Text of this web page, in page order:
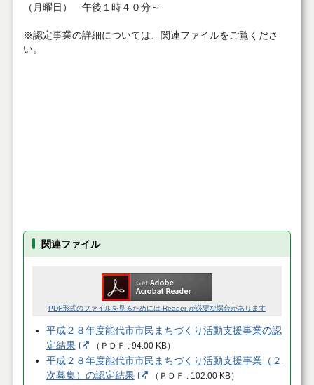
（月曜日） 午後１時４０分～
※認定事業の詳細については、関連ファイルをご覧くださ
い。
関連ファイル
PDF形式のファイルを見るためには Reader が必要な場合があります
平成２８年度能代市市民まちづくり活動支援事業の認
定結果
（ ＰＤＦ 94.00 KB）
平成２８年度能代市市民まちづくり活動支援事業（２
次募集）の認定結果
（ ＰＤＦ 102.00 KB）